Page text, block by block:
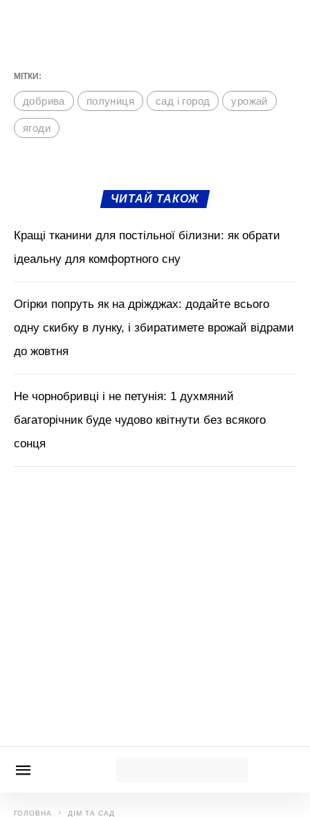
МІТКИ:
добрива полуниця сад і город урожай
ягоди
ЧИТАЙ ТАКОЖ
Кращі тканини для постільної білизни: як обрати
ідеальну для комфортного сну
Огірки попруть як на дріжджах: додайте всього
одну скибку в лунку, і збиратимете врожай відрами
до жовтня
Не чорнобривці і не петунія: 1 духмяний
багаторічник буде чудово квітнути без всякого
сонця